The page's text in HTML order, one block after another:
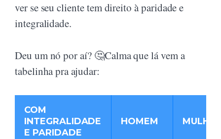
ver se seu cliente tem direito à paridade e
integralidade.
Deu um nó por aí? 🤔Calma que lá vem a
tabelinha pra ajudar:
COM
INTEGRALIDADE
E PARIDADE
HOMEM